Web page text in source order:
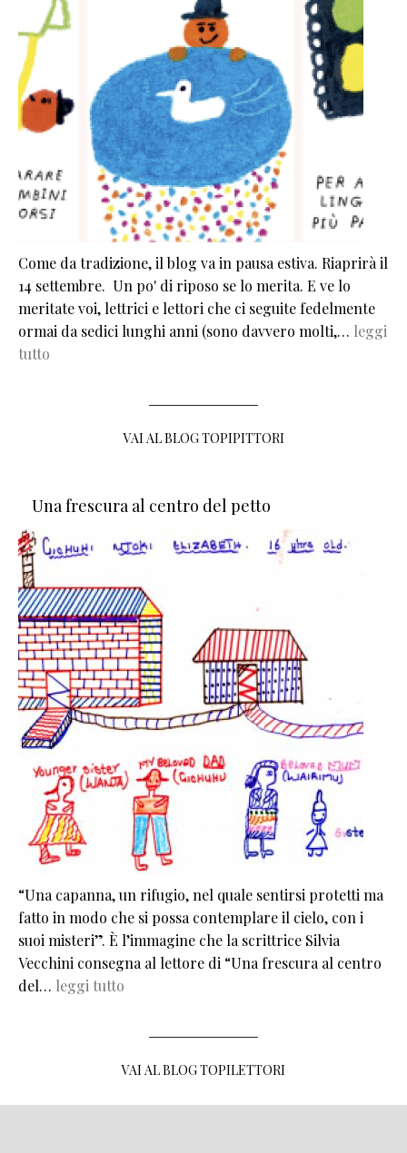
Come da tradizione, il blog va in pausa estiva. Riaprirà il
14 settembre. Un po' di riposo se lo merita. E ve lo
meritate voi, lettrici e lettori che ci seguite fedelmente
ormai da sedici lunghi anni (sono davvero molti,… leggi
tutto
VAI AL BLOG TOPIPITTORI
Una frescura al centro del petto
“Una capanna, un rifugio, nel quale sentirsi protetti ma
fatto in modo che si possa contemplare il cielo, con i
suoi misteri”. È l’immagine che la scrittrice Silvia
Vecchini consegna al lettore di “Una frescura al centro
del… leggi tutto
VAI AL BLOG TOPILETTORI